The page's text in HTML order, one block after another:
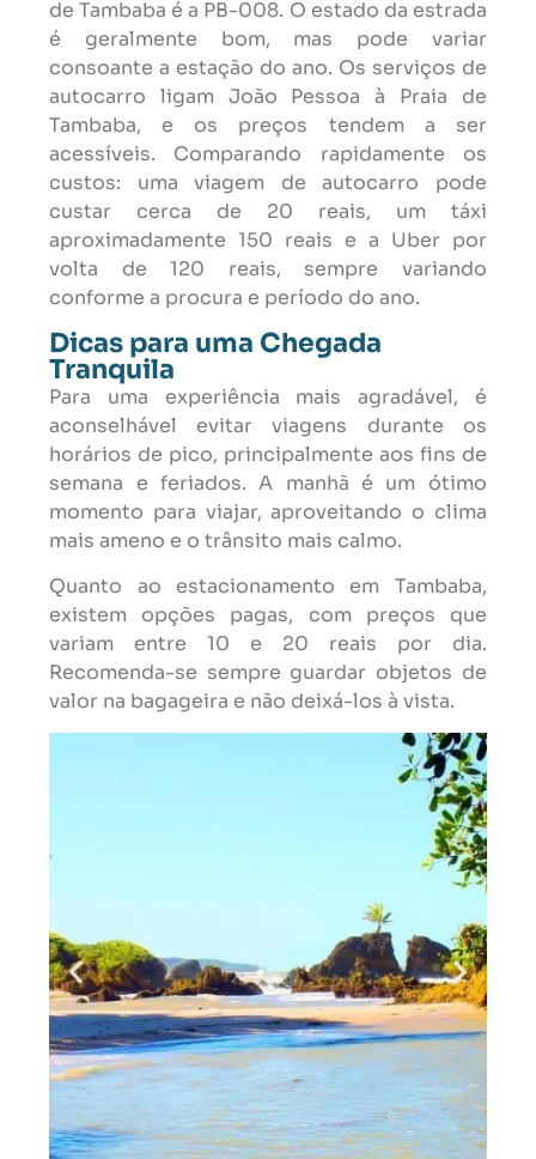
de Tambaba é a PB-008. O estado da estrada
é geralmente bom, mas pode variar
consoante a estação do ano. Os serviços de
autocarro ligam João Pessoa à Praia de
Tambaba, e os preços tendem a ser
acessíveis. Comparando rapidamente os
custos: uma viagem de autocarro pode
custar cerca de 20 reais, um táxi
aproximadamente 150 reais e a Uber por
volta de 120 reais, sempre variando
conforme a procura e período do ano.
Dicas para uma Chegada
Tranquila
Para uma experiência mais agradável, é
aconselhável evitar viagens durante os
horários de pico, principalmente aos fins de
semana e feriados. A manhã é um ótimo
momento para viajar, aproveitando o clima
mais ameno e o trânsito mais calmo.
Quanto ao estacionamento em Tambaba,
existem opções pagas, com preços que
variam entre 10 e 20 reais por dia.
Recomenda-se sempre guardar objetos de
valor na bagageira e não deixá-los à vista.